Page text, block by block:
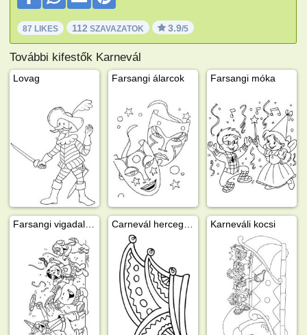
87 LIKES 112 SZAVAZATOK 3.9/5
További kifestők Karnevál
Lovag Farsangi álarcok Farsangi móka
Karneváli kocsi